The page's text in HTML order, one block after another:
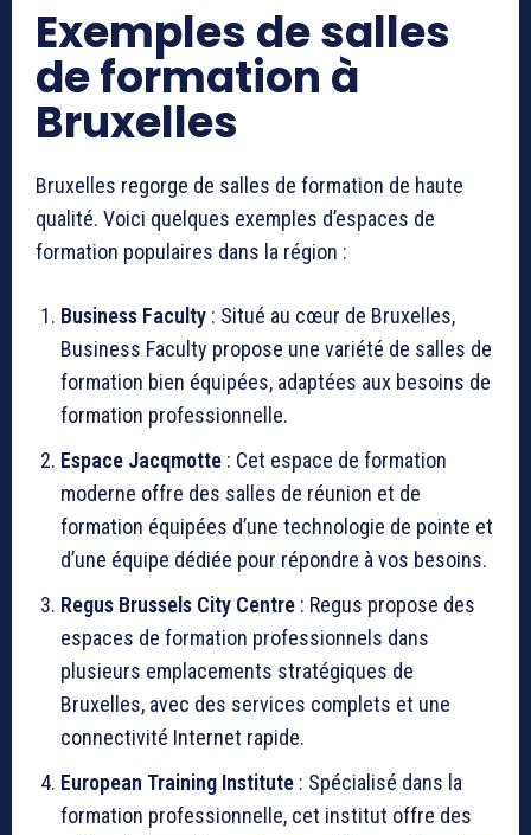
Exemples de salles
de formation à
Bruxelles
Bruxelles regorge de salles de formation de haute
qualité. Voici quelques exemples d’espaces de
formation populaires dans la région :
Business Faculty : Situé au cœur de Bruxelles,
Business Faculty propose une variété de salles de
formation bien équipées, adaptées aux besoins de
formation professionnelle.
Espace Jacqmotte : Cet espace de formation
moderne offre des salles de réunion et de
formation équipées d’une technologie de pointe et
d’une équipe dédiée pour répondre à vos besoins.
Regus Brussels City Centre : Regus propose des
espaces de formation professionnels dans
plusieurs emplacements stratégiques de
Bruxelles, avec des services complets et une
connectivité Internet rapide.
European Training Institute : Spécialisé dans la
formation professionnelle, cet institut offre des